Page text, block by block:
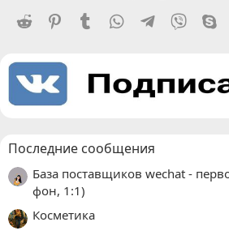
Reddit
PinterestTumblr WhatsAppTelegram
Viber
Последние сообщения
База поставщиков wechat -
фон, 1:1)
Косметика